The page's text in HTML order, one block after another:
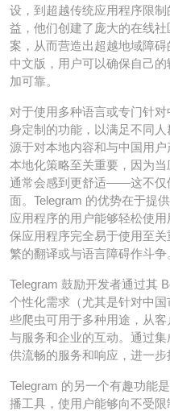
设，到超越传统应用程序限
益，他们创建了庞大的在线
案，从而营造出超越地域障
中文版，用户可以确保自己
加可靠。
对于使用多种语言或专门针
身定制的功能，以满足不同
源于对本地内容和与中国用
本地化策略至关重要，因为
通常会感到更舒适——这不仅
面。Telegram 的优势在于提
应用程序的用户能够轻松使
保应用程序完全易于使用至
繁的翻译或与语言障碍作斗争
Telegram 鼓励开发者通过其
个性化需求（尤其是针对中
些爬虫可用于多种用途，从
与服务和企业的互动。通过
供流畅的服务和响应，进一步
Telegram 的另一个有趣功能
播工具，使用户能够向不受